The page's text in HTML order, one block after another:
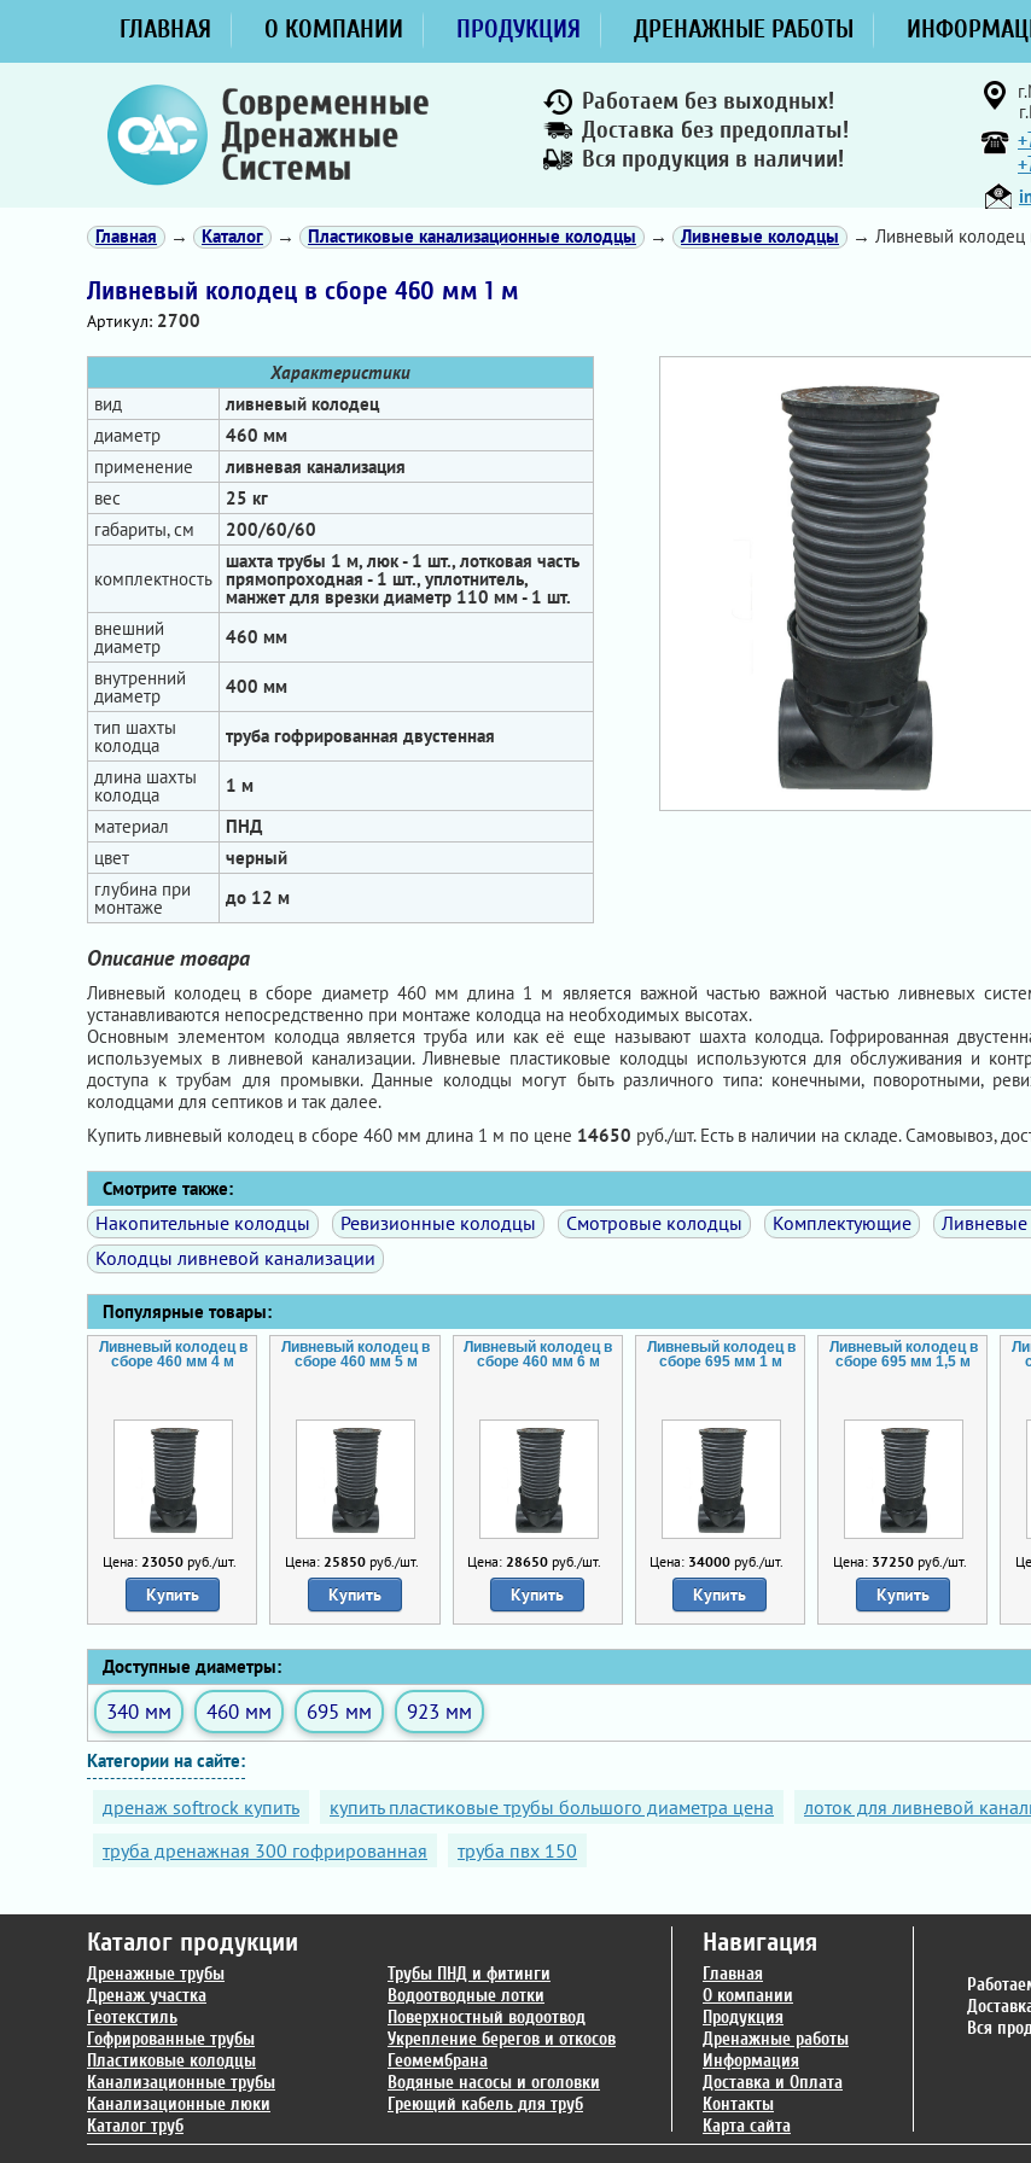
ГЛАВНАЯ О КОМПАНИИ ПРОДУКЦИЯ ДРЕНАЖНЫЕ РАБОТЫ
Работаем без выходных!
Доставка без предоплаты!
Вся продукция в наличии!
Главная → Каталог → Пластиковые канализационные колодцы → Ливневые колодцы → Ливневый
Ливневый колодец в сборе 460 мм 1 м
Артикул: 2700
Характеристики
вид
ливневый колодец
диаметр
460 мм
применение
ливневая канализация
вес
25 кг
габариты, см
200/60/60
комплектность
шахта трубы 1 м, люк - 1 шт., лотковая часть
прямопроходная - 1 шт., уплотнитель,
манжет для врезки диаметр 110 мм - 1 шт.
внешний
диаметр
460 мм
внутренний
диаметр
400 мм
тип шахты
колодца
труба гофрированная двустенная
длина шахты
колодца
1 м
материал
ПНД
цвет
черный
глубина при
монтаже до 12 м
Описание товара
Ливневый колодец в сборе диаметр 460 мм длина 1 м является важной частью важной частью ливневых
устанавливаются непосредственно при монтаже колодца на необходимых высотах.
Основным элементом колодца является труба или как её еще называют шахта колодца. Гофрированная
используемых в ливневой канализации. Ливневые пластиковые колодцы используются для обслуживания и
доступа к трубам для промывки. Данные колодцы могут быть различного типа: конечными, поворотными,
колодцами для септиков и так далее.
Купить ливневый колодец в сборе 460 мм длина 1 м по цене 14650 руб./шт. Есть в наличии на складе. Самовывоз,
Смотрите также:
Накопительные колодцы Ревизионные колодцы Смотровые колодцы Комплектующие
Ливневые
Колодцы ливневой канализации
Популярные товары:
Ливневый колодец в
сборе 460 мм 4 м
Цена: 23050руб./шт.
Купить
Ливневый колодец в
сборе 460 мм 5 м
Цена: 25850руб./шт.
Купить
Ливневый колодец в
сборе 460 мм 6 м
Цена:28650 руб./шт.
Купить
Ливневый колодец в
сборе 695 мм 1 м
Цена: 34000 руб./шт.
Купить
Ливневый колодец в
сборе 695 мм 1,5 м
Цена: 37250руб./шт.
Купить
Доступные диаметры:
340 мм 460 мм 695 мм 923 мм
Категории на сайте:
дренаж softrock купить купить пластиковые трубы большого диаметра цена лоток для ливневой
труба дренажная 300 гофрированная
труба пвх 150
Каталог продукции
Дренажные трубы
Дренаж участка
Геотекстиль
Гофрированные трубы
Пластиковые колодцы
Канализационные трубы
Канализационные люки
Каталог труб
Трубы ПНД и фитинги
Водоотводные лотки
Поверхностный водоотвод
Укрепление берегов и откосов
Геомембрана
Водяные насосы и оголовки
Греющий кабель для труб
Навигация
Главная
О компании
Продукция
Дренажные работы
Информация
Доставка и Оплата
Контакты
Карта сайта
Вся